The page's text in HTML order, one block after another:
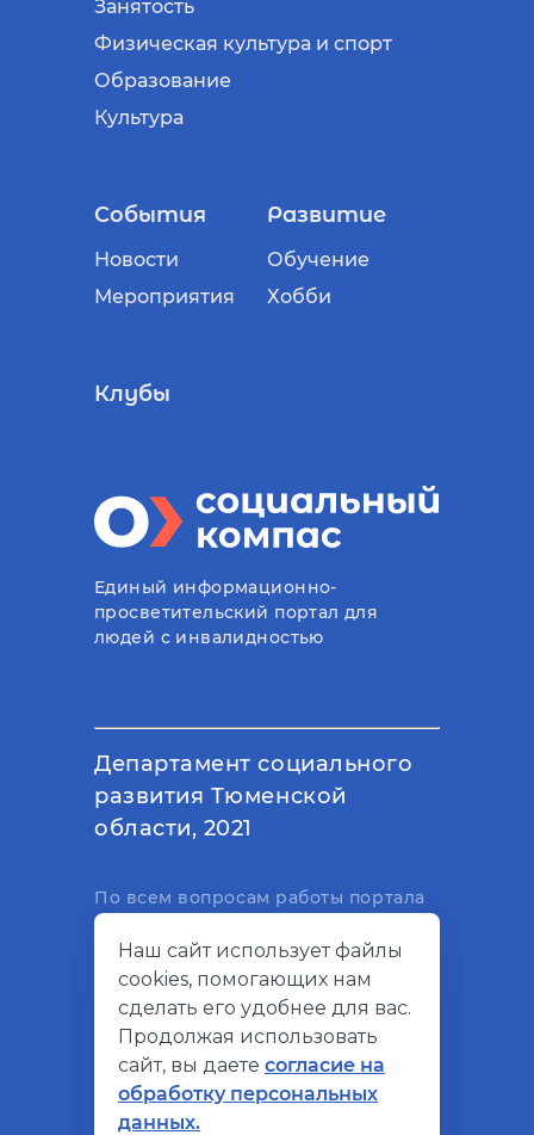
Занятость
Физическая культура и спорт
Образование
Культура
События
Новости
Мероприятия
Развитие
Обучение
Хобби
Клубы
Единый информационно-
просветительский портал для
людей с инвалидностью
Департамент социального
развития Тюменской
области, 2021
По всем вопросам работы портала
электронный адрес
support@socialkompas.ru
© Социальный компас, 2026
Наш сайт использует файлы
cookies, помогающих нам
сделать его удобнее для вас.
Продолжая использовать
сайт, вы даете согласие на
обработку персональных
данных.